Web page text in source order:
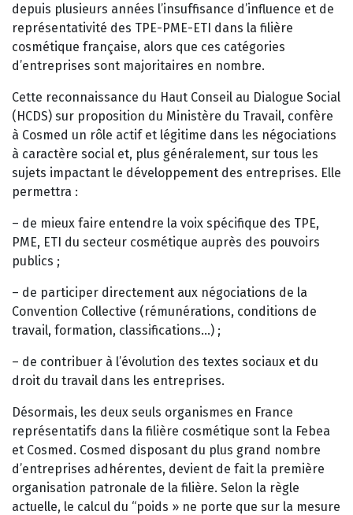
depuis plusieurs années l’insuffisance d’influence et de
représentativité des TPE-PME-ETI dans la filière
cosmétique française, alors que ces catégories
d’entreprises sont majoritaires en nombre.
Cette reconnaissance du Haut Conseil au Dialogue Social
(HCDS) sur proposition du Ministère du Travail, confère
à Cosmed un rôle actif et légitime dans les négociations
à caractère social et, plus généralement, sur tous les
sujets impactant le développement des entreprises. Elle
permettra :
– de mieux faire entendre la voix spécifique des TPE,
PME, ETI du secteur cosmétique auprès des pouvoirs
publics ;
– de participer directement aux négociations de la
Convention Collective (rémunérations, conditions de
travail, formation, classifications…) ;
– de contribuer à l’évolution des textes sociaux et du
droit du travail dans les entreprises.
Désormais, les deux seuls organismes en France
représentatifs dans la filière cosmétique sont la Febea
et Cosmed. Cosmed disposant du plus grand nombre
d’entreprises adhérentes, devient de fait la première
organisation patronale de la filière. Selon la règle
actuelle, le calcul du “poids » ne porte que sur la mesure